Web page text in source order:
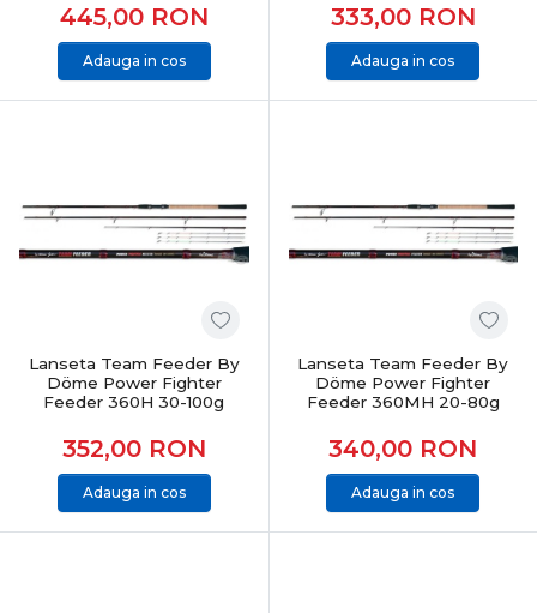
445,00 RON
Adauga in cos
333,00 RON
Adauga in cos
Lanseta Team Feeder By
Döme Power Fighter
Feeder 360H 30-100g
352,00 RON
Adauga in cos
Lanseta Team Feeder By
Döme Power Fighter
Feeder 360MH 20-80g
340,00 RON
Adauga in cos